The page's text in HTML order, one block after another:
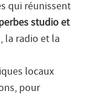
qui réunissent
studio et
la radio et la
locaux
pour